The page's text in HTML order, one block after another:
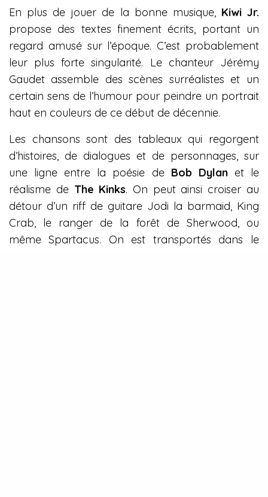
En plus de jouer de la bonne musique, Kiwi Jr.
propose des textes finement écrits, portant un
regard amusé sur l’époque. C’est probablement
leur plus forte singularité. Le chanteur Jérémy
Gaudet assemble des scènes surréalistes et un
certain sens de l’humour pour peindre un portrait
haut en couleurs de ce début de décennie.
Les chansons sont des tableaux qui regorgent
d’histoires, de dialogues et de personnages, sur
une ligne entre la poésie de Bob Dylanet le
réalisme de The Kinks. On peut ainsi croiser au
détour d’un riff de guitare Jodi la barmaid, King
Crab, le ranger de la forêt de Sherwood, ou
même Spartacus. On est transportés dans le